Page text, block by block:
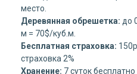
место.
Деревянная обрешетка: до
м = 70$/куб.м.
Бесплатная страховка:
страховка 2%
Хранение: 7 суток бесплатно